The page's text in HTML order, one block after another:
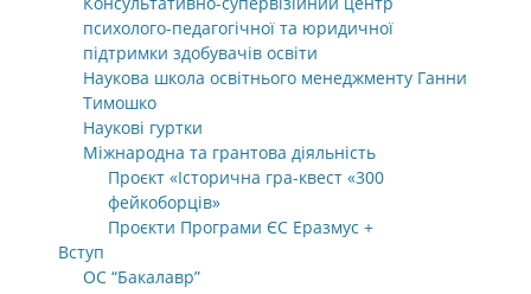
психолого-педагогічної та юридичної
підтримки здобувачів освіти
Наукова школа освітнього менеджменту Ганни
Тимошко
Наукові гуртки
Міжнародна та грантова діяльність
Проєкт «Історична гра-квест «300
фейкоборців»
Проєкти Програми ЄС Еразмус +
Вступ
ОС “Бакалавр”